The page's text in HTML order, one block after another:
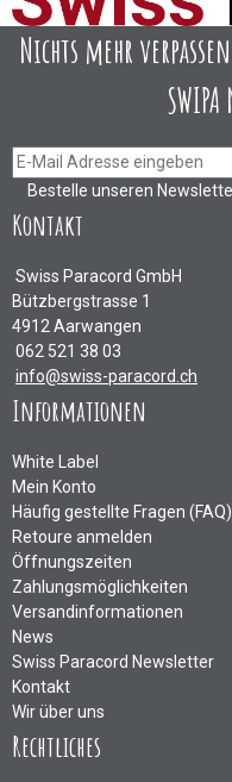
Nichts mehr
Bestelle unseren
Kontakt
Swiss Paracord GmbH
Bützbergstrasse 1
4912 Aarwangen
062 521 38 03
info@swiss-paracord.ch
Informationen
White Label
Mein Konto
Häufig gestellte Fragen (FAQ)
Retoure anmelden
Öffnungszeiten
Zahlungsmöglichkeiten
Versandinformationen
News
Swiss Paracord Newsletter
Kontakt
Wir über uns
Rechtliches